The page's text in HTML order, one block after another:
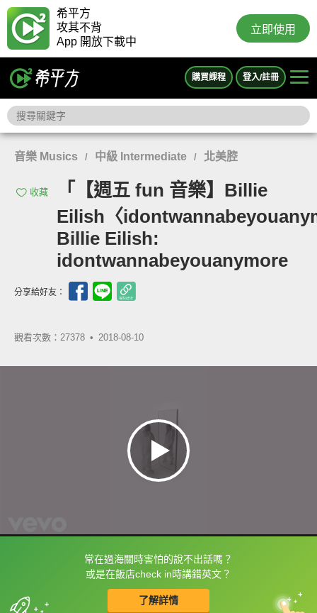
希平方
攻其不背
App 開放下載中
立即使用
購買課程 登入/註冊
音樂 Musics / 中級 Intermediate / 北美腔
收藏
「【週五 fun 音樂】Billie
Eilish〈
Billie Eilish:
idontwannabeyouanymore
分享給好友：
觀看次數：27378 • 2018-08-10
常在過海關時害怕的說不出話嗎？
或是在飯店check in時講錯英文？
了解詳情
框選或點兩下字幕可以直接查字典喔！